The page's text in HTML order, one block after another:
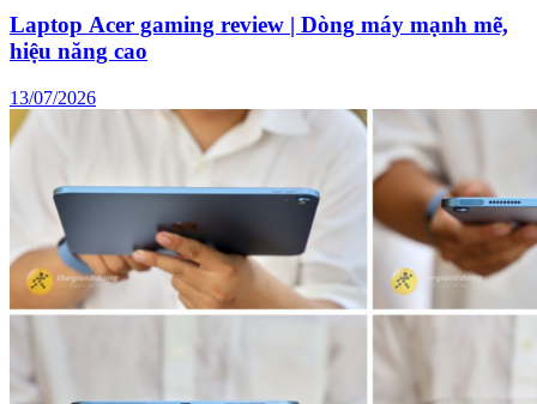
Laptop Acer gaming review | Dòng máy mạnh mẽ,
hiệu năng cao
13/07/2026